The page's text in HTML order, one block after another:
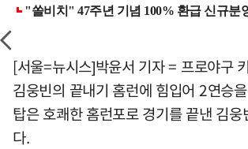
[서울=뉴시스]박윤서 기자 = 프로야구
김웅빈의 끝내기 홈런에 힘입어 2연승
탑은 호쾌한 홈런포로 경기를 끝낸 김웅
다.